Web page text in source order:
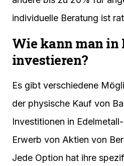
individuelle Beratung ist
Wie kann man in
investieren?
Es gibt verschiedene
der physische Kauf von
Investitionen in
Erwerb von Aktien von
Jede Option hat ihre